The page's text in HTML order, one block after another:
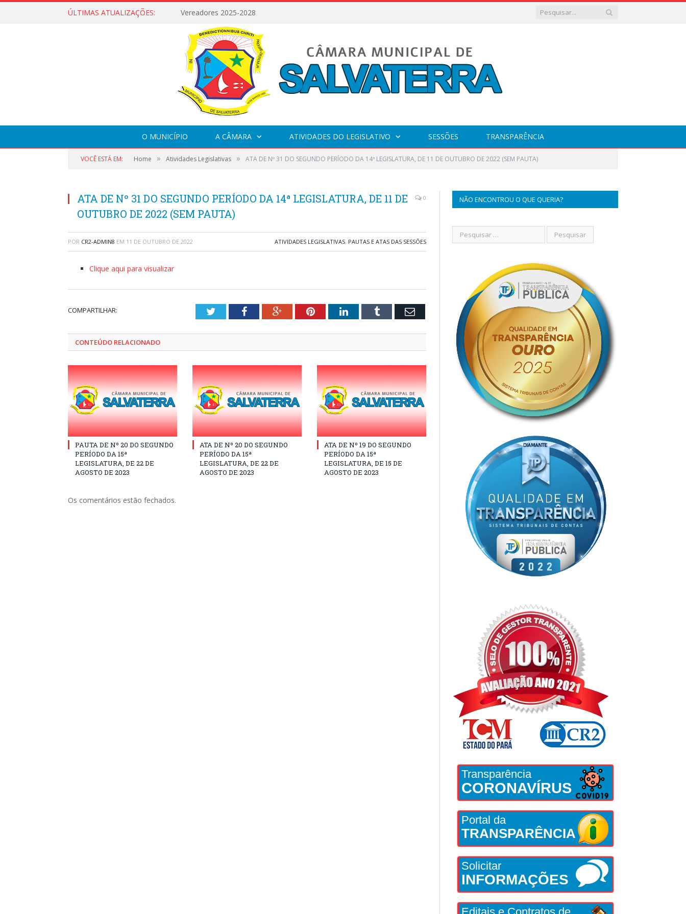
ÚLTIMAS ATUALIZAÇÕES: Vereadores 2025-2028
O MUNICÍPIO A CÂMARA ATIVIDADES DO LEGISLATIVO SESSÕES TRANSPARÊNCIA
VOCÊ ESTÁ EM: Home » Atividades Legislativas » ATA DE Nº 31 DO SEGUNDO PERÍODO DA 14ª LEGISLATURA, DE 11 DE OUTUBRO DE 2022 (SEM PAUTA)
ATA DE Nº 31 DO SEGUNDO PERÍODO DA 14ª LEGISLATURA, DE 11 DE
OUTUBRO DE 2022 (SEM PAUTA)
0
POR CR2-ADMIN8 EM 11 DE OUTUBRO DE 2022 ATIVIDADES LEGISLATIVAS, PAUTAS E ATAS DAS SESSÕES
Clique aqui para visualizar
COMPARTILHAR: TwitterFacebookGoogle+PinterestLinkedInTumblr Email
CONTEÚDO RELACIONADO
PAUTA DE Nº 20 DO SEGUNDO
PERÍODO DA 15ª
LEGISLATURA, DE 22 DE
AGOSTO DE 2023
ATA DE Nº 20 DO SEGUNDO
PERÍODO DA 15ª
LEGISLATURA, DE 22 DE
AGOSTO DE 2023
ATA DE Nº 19 DO SEGUNDO
PERÍODO DA 15ª
LEGISLATURA, DE 15 DE
AGOSTO DE 2023
Os comentários estão fechados.
NÃO ENCONTROU O QUE QUERIA?
Transparência
CORONAVÍRUS
Portal da
TRANSPARÊNCIA
Solicitar
INFORMAÇÕES